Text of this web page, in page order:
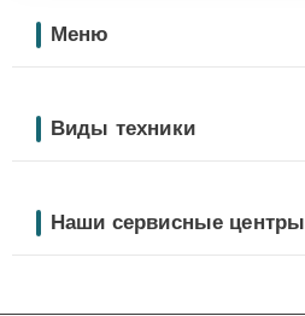
Меню
Виды техники
Наши сервисные центры